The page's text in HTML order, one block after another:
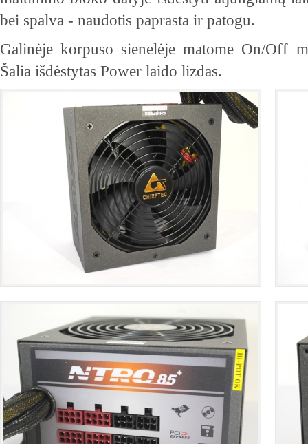
bei spalva - naudotis paprasta ir patogu.
Galinėje korpuso sienelėje matome On/Off
Šalia išdėstytas Power laido lizdas.